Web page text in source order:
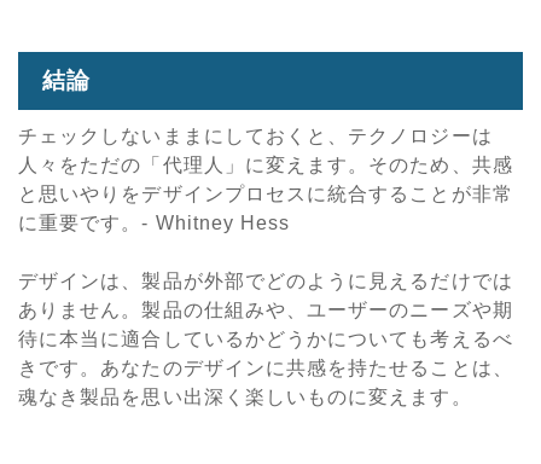
結論
チェックしないままにしておくと、テクノロジーは
人々をただの「代理人」に変えます。そのため、共感
と思いやりをデザインプロセスに統合することが非常
に重要です。- Whitney Hess
デザインは、製品が外部でどのように見えるだけでは
ありません。製品の仕組みや、ユーザーのニーズや期
待に本当に適合しているかどうかについても考えるべ
きです。あなたのデザインに共感を持たせることは、
魂なき製品を思い出深く楽しいものに変えます。